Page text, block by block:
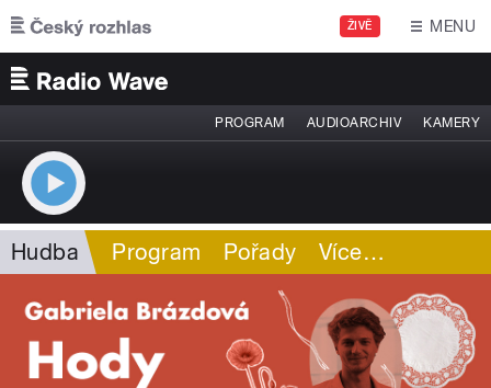
Přejít k hlavnímu obsahu
ŽIVĚ MENU
PROGRAM AUDIOARCHIV KAMERY
Hudba Program Pořady Více…